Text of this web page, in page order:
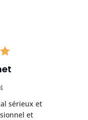
sérieux et
et